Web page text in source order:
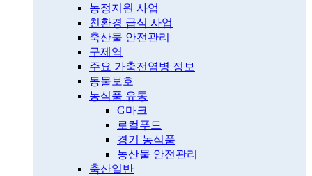
농정지원 사업
친환경 급식 사업
축산물 안전관리
구제역
주요 가축전염병 정보
동물보호
농식품 유통
G마크
로컬푸드
경기 농식품
농산물 안전관리
축산일반